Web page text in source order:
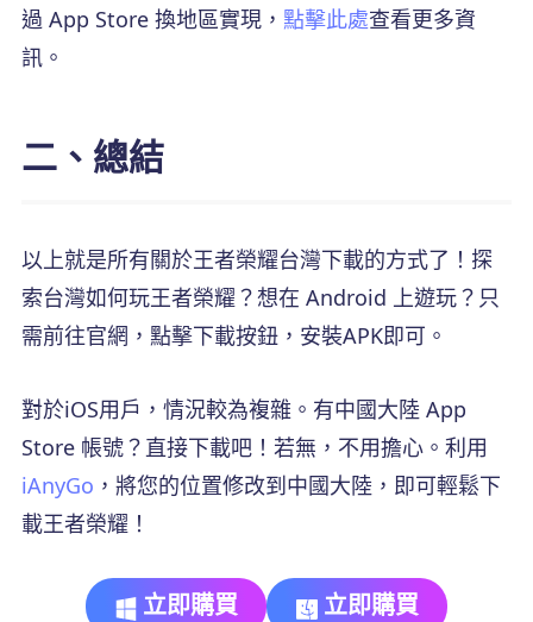
過 App Store 換地區實現， 點擊此處查看更多資
訊。
二、總結
以上就是所有關於王者榮耀台灣下載的方式了！探
索台灣如何玩王者榮耀？想在 Android 上遊玩？只
需前往官網，點擊下載按鈕，安裝APK即可。
對於iOS用戶，情況較為複雜。有中國大陸 App
Store 帳號？直接下載吧！若無，不用擔心。利用
iAnyGo ，將您的位置修改到中國大陸，即可輕鬆下
載王者榮耀！
立即購買 立即購買